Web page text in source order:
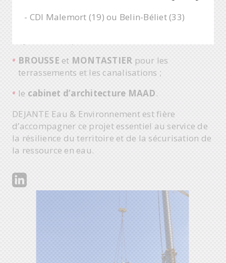
BROUSSE et MONTASTIER pour les
terrassements et les canalisations ;
le cabinet d’architecture MAAD.
DEJANTE Eau & Environnement est fière
d’accompagner ce projet essentiel au service de
la résilience du territoire et de la sécurisation de
la ressource en eau.
- CDI Malemort (19) ou Belin-Béliet (33)